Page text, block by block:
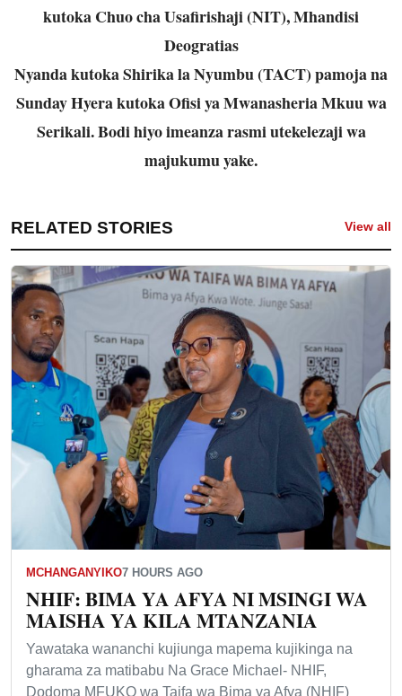
kutoka Chuo cha Usafirishaji (NIT), Mhandisi
Deogratias
Nyanda kutoka Shirika la Nyumbu (TACT) pamoja na
Sunday Hyera kutoka Ofisi ya Mwanasheria Mkuuwa
Serikali. Bodi hiyo imeanza rasmi utekelezaji wa
majukumu yake.
RELATED STORIES View all
MCHANGANYIKO7 HOURS AGO
NHIF: BIMA YA AFYA NI MSINGI WA
MAISHA YA KILA MTANZANIA
Yawataka wananchi kujiunga mapema kujikinga na
gharama za matibabu Na Grace Michael- NHIF,
Dodoma MFUKO wa Taifa wa Bima ya Afya (NHIF)